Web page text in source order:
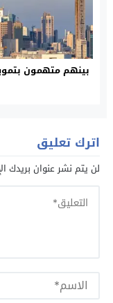
بينهم متهمون
اترك تعليق
لن يتم نشر عنوان بريدك